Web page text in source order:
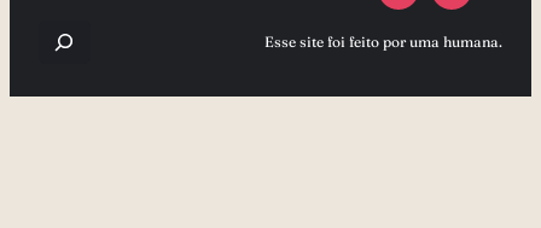
Pesquisar Esse site foi feito por uma humana.